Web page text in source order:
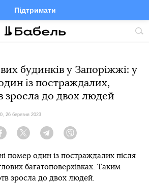
Підтримати
FacebookTelegramTwitter
будинків у Запоріжжі: у
із постраждалих,
зросла до двох людей
26 березня 2023
Facebook Twitter Telegram
помер один із постраждалих після
багатоповерхівках. Таким
зросла до двох людей.